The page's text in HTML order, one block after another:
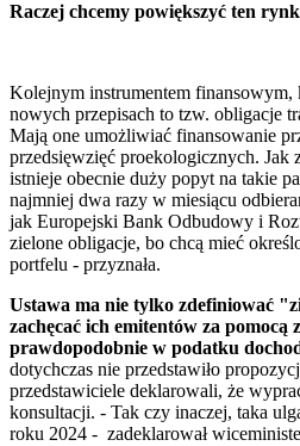
Raczej chcemy powiększyć ten
Kolejnym instrumentem
nowych przepisach to tzw. obligacje
Mają one umożliwiać finansowanie
przedsięwzięć proekologicznych. Jak
istnieje obecnie duży popyt na takie
najmniej dwa razy w miesiącu
jak Europejski Bank Odbudowy i
zielone obligacje, bo chcą mieć
portfelu - przyznała.
Ustawa ma nie tylko zdefiniować
zachęcać ich emitentów za pomocą
prawdopodobnie w podatku
dotychczas nie przedstawiło
przedstawiciele deklarowali, że
konsultacji. - Tak czy inaczej, taka
roku 2024 - zadeklarował